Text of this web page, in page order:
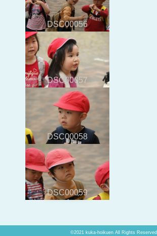
DSC00056
DSC00057
DSC00058
DSC00059
©2021 kuka-hoikuen All Rights Reserved